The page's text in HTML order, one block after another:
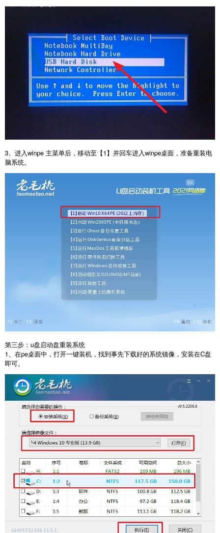
3、进入winpe 主菜单后，移动至【1】并回车进入winpe桌面，准备重装电
脑系统。
第三步：u盘启动盘重装系统
1、在pe桌面中，打开一键装机，找到事先下载好的系统镜像，安装在C盘
即可。